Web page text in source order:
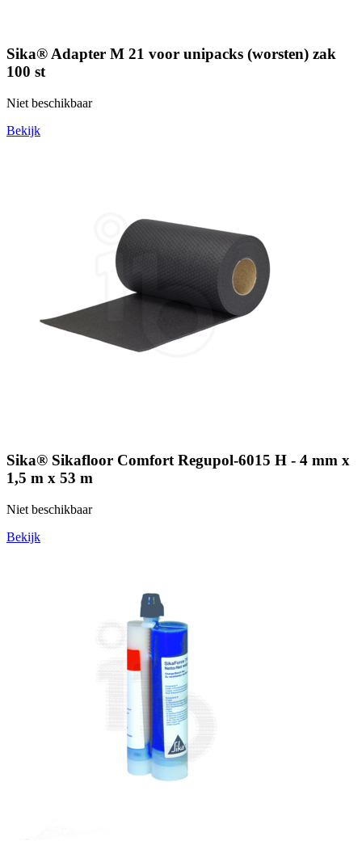
Sika® Adapter M 21 voor unipacks (worsten) zak
100 st
Niet beschikbaar
Bekijk
Sika® Sikafloor Comfort Regupol-6015 H - 4 mm x
1,5 m x 53 m
Niet beschikbaar
Bekijk